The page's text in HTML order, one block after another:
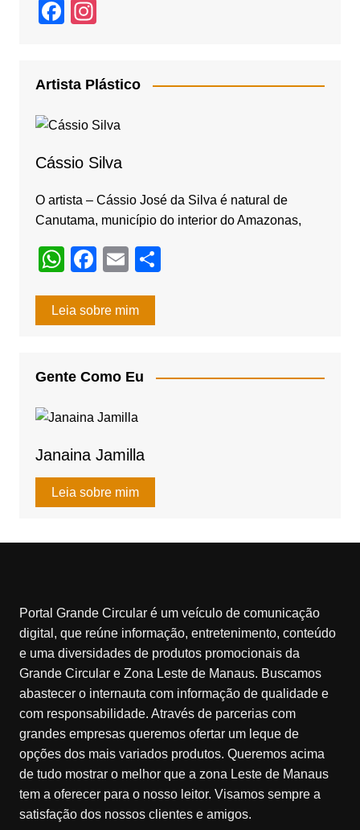
F
e
b
o
k
gr
a
Artista Plástico
Cássio Silva
O artista – Cássio José da Silva é natural de
Canutama, município do interior do Amazonas,
W
at
p
p
F
c
o
o
E
ail
Leia sobre mim
Gente Como Eu
Janaina Jamilla
Leia sobre mim
Portal Grande Circular é um veículo de comunicação
digital, que reúne informação, entretenimento, conteúdo
e uma diversidades de produtos promocionais da
Grande Circular e Zona Leste de Manaus. Buscamos
abastecer o internauta com informação de qualidade e
com responsabilidade. Através de parcerias com
grandes empresas queremos ofertar um leque de
opções dos mais variados produtos. Queremos acima
de tudo mostrar o melhor que a zona Leste de Manaus
tem a oferecer para o nosso leitor. Visamos sempre a
satisfação dos nossos clientes e amigos.